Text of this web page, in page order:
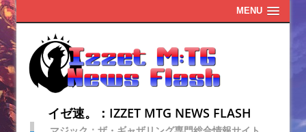
MENU
イゼ速。：IZZET MTG NEWS FLASH